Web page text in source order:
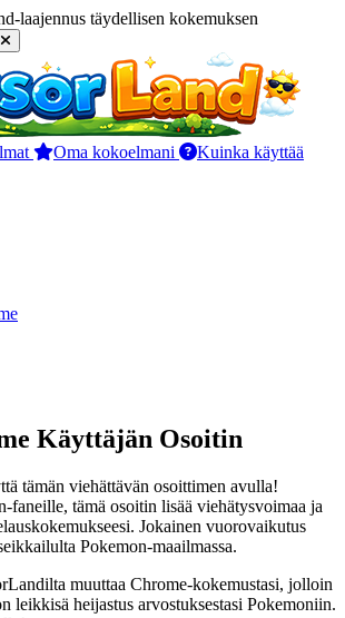
laajennus täydellisen kokemuksen
Oma kokoelmani
Kuinka käyttää
Käyttäjän Osoitin
tämän viehättävän osoittimen avulla!
faneille, tämä osoitin lisää viehätysvoimaa ja
Jokainen vuorovaikutus
Pokemon-maailmassa.
muuttaa Chrome-kokemustasi, jolloin
leikkisä heijastus arvostuksestasi Pokemoniin.